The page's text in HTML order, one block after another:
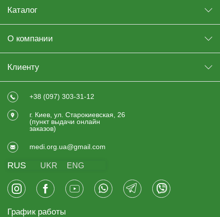
Каталог
О компании
Клиенту
+38 (097) 303-31-12
г. Киев, ул. Старокиевская, 26
(пункт выдачи онлайн
заказов)
medi.org.ua@gmail.com
RUS UKR ENG
График работы